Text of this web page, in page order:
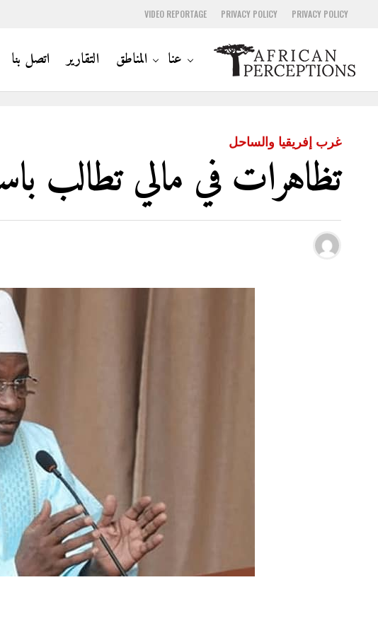
PRIVACY POLICY
PRIVACY POLICY
VIDEO REPORTAGE
عنا المناطق التقارير اتصل بنا
غرب إفريقيا والساحل
تظاهرات في مالي تطالب